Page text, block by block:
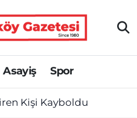
Asayiş Spor
Kişi Kayboldu